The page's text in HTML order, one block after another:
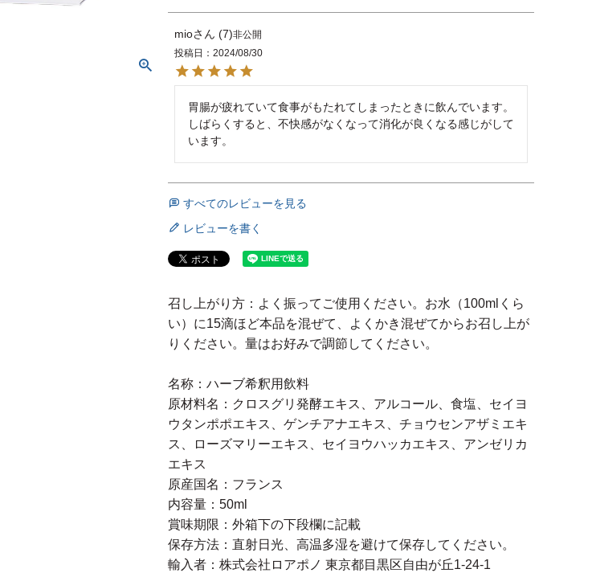
mio 7 非公開
投稿日
2024/08/30
胃腸が疲れていて食事がもたれてしまったときに飲んでいます。
しばらくすると、不快感がなくなって消化が良くなる感じがして
います。
すべてのレビューを見る
レビューを書く
召し上がり方：よく振ってご使用ください。お水（100mlくら
い）に15滴ほど本品を混ぜて、よくかき混ぜてからお召し上が
りください。量はお好みで調節してください。
名称：ハーブ希釈用飲料
原材料名：クロスグリ発酵エキス、アルコール、食塩、セイヨ
ウタンポポエキス、ゲンチアナエキス、チョウセンアザミエキ
ス、ローズマリーエキス、セイヨウハッカエキス、アンゼリカ
エキス
原産国名：フランス
内容量：50ml
賞味期限：外箱下の下段欄に記載
保存方法：直射日光、高温多湿を避けて保存してください。
輸入者：株式会社ロアポノ 東京都目黒区自由が丘1-24-1